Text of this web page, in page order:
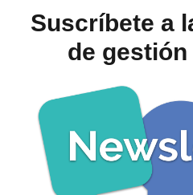
Suscríbete a
de